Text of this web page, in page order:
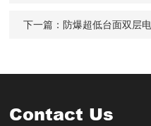
下一篇： 防爆超低台面双层
Contact Us